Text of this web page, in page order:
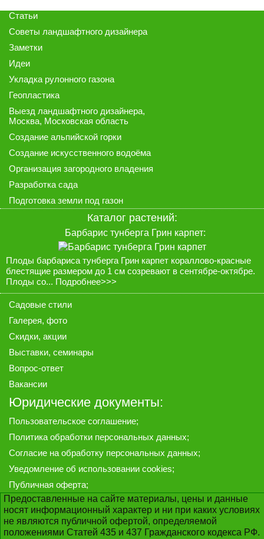
Статьи
Советы ландшафтного дизайнера
Заметки
Идеи
Укладка рулонного газона
Геопластика
Выезд ландшафтного дизайнера,
Москва, Московская область
Создание альпийской горки
Создание искусственного водоёма
Организация загородного владения
Разработка сада
Подготовка земли под газон
Каталог растений:
Барбарис тунберга Грин карпет:
Плоды барбариса тунберга Грин карпет кораллово-красные
блестящие размером до 1 см созревают в сентябре-октябре.
Плоды со... Подробнее>>>
Садовые стили
Галерея, фото
Скидки, акции
Выставки, семинары
Вопрос-ответ
Вакансии
Юридические документы:
Пользовательское соглашение;
Политика обработки персональных данных;
Согласие на обработку персональных данных;
Уведомление об использовании cookies;
Публичная оферта;
Предоставленные на сайте материалы, цены и данные
носят информационный характер и ни при каких условиях
не являются публичной офертой, определяемой
положениями Статей 435 и 437 Гражданского кодекса РФ.